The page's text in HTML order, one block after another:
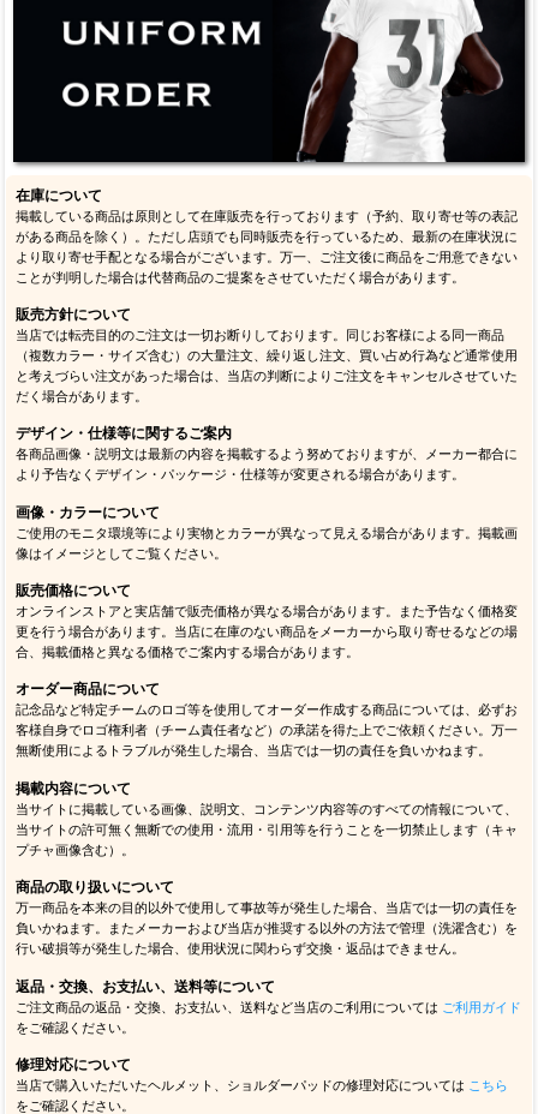
在庫について
掲載している商品は原則として在庫販売を行っております（予約、取り寄せ等の表記
がある商品を除く）。ただし店頭でも同時販売を行っているため、最新の在庫状況に
より取り寄せ手配となる場合がございます。万一、ご注文後に商品をご用意できない
ことが判明した場合は代替商品のご提案をさせていただく場合があります。
販売方針について
当店では転売目的のご注文は一切お断りしております。同じお客様による同一商品
（複数カラー・サイズ含む）の大量注文、繰り返し注文、買い占め行為など通常使用
と考えづらい注文があった場合は、当店の判断によりご注文をキャンセルさせていた
だく場合があります。
デザイン・仕様等に関するご案内
各商品画像・説明文は最新の内容を掲載するよう努めておりますが、メーカー都合に
より予告なくデザイン・パッケージ・仕様等が変更される場合があります。
画像・カラーについて
ご使用のモニタ環境等により実物とカラーが異なって見える場合があります。掲載画
像はイメージとしてご覧ください。
販売価格について
オンラインストアと実店舗で販売価格が異なる場合があります。また予告なく価格変
更を行う場合があります。当店に在庫のない商品をメーカーから取り寄せるなどの場
合、掲載価格と異なる価格でご案内する場合があります。
オーダー商品について
記念品など特定チームのロゴ等を使用してオーダー作成する商品については、必ずお
客様自身でロゴ権利者（チーム責任者など）の承諾を得た上でご依頼ください。万一
無断使用によるトラブルが発生した場合、当店では一切の責任を負いかねます。
掲載内容について
当サイトに掲載している画像、説明文、コンテンツ内容等のすべての情報について、
当サイトの許可無く無断での使用・流用・引用等を行うことを一切禁止します（キャ
プチャ画像含む）。
商品の取り扱いについて
万一商品を本来の目的以外で使用して事故等が発生した場合、当店では一切の責任を
負いかねます。またメーカーおよび当店が推奨する以外の方法で管理（洗濯含む）を
行い破損等が発生した場合、使用状況に関わらず交換・返品はできません。
返品・交換、お支払い、送料等について
ご注文商品の返品・交換、お支払い、送料など当店のご利用については ご利用ガイド
をご確認ください。
修理対応について
当店で購入いただいたヘルメット、ショルダーパッドの修理対応については こちら
をご確認ください。